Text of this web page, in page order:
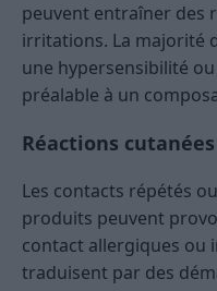
peuvent entraîner des
irritations. La majorité
une hypersensibilité
préalable à un
Réactions cutanées
Les contacts répétés
produits peuvent
contact allergiques ou
traduisent par des